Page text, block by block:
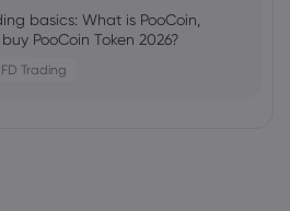
basics: What is PooCoin,
PooCoin Token 2026?
Trading